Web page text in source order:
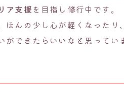
ア支援を目指し修行中です。
んの少し心が軽くなったり
ができたらいいなと思ってい